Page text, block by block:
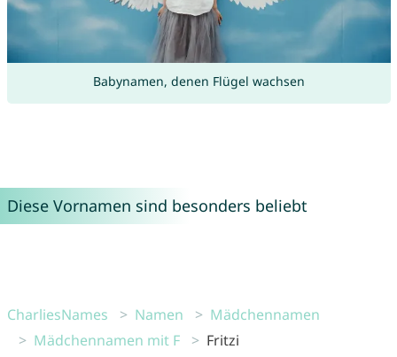
Babynamen, denen Flügel wachsen
Diese Vornamen sind besonders beliebt
CharliesNames Namen
Mädchennamen
Mädchennamen mit F
Fritzi